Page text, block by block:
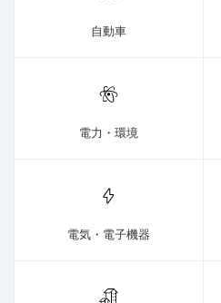
自動車
電力・環境
電気・電子機器